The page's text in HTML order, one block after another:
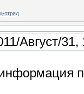
отряд
Август/31,